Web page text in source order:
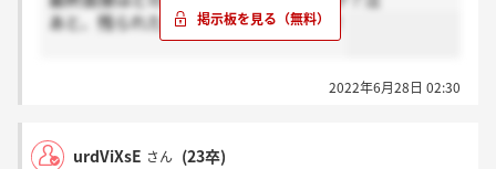
あと、残られた方感謝お願い致します！
2022年6月28日 02:30
urdViXsE さん (23卒)